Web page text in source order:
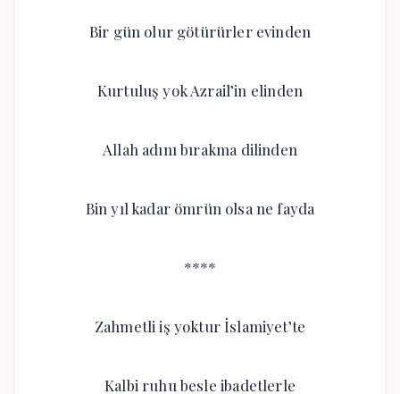
Bir gün olur götürürler evinden
Kurtuluş yok Azrail’in elinden
Allah adını bırakma dilinden
Bin yıl kadar ömrün olsa ne fayda
****
Zahmetli iş yoktur İslamiyet’te
Kalbi ruhu besle ibadetlerle